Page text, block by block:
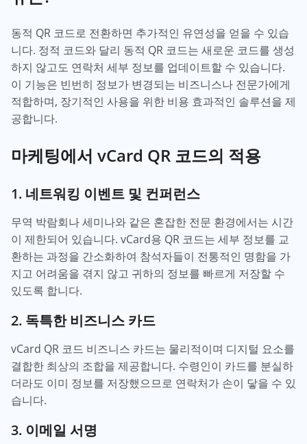
동적 QR 코드로 전환하면 추가적인 유연성을 얻을 수 있습
니다. 정적 코드와 달리 동적 QR 코드는 새로운 코드를 생성
하지 않고도 연락처 세부 정보를 업데이트할 수 있습니다.
이 기능은 빈번히 정보가 변경되는 비즈니스나 전문가에게
적합하며, 장기적인 사용을 위한 비용 효과적인 솔루션을 제
공합니다.
마케팅에서 vCard QR 코드의 적용
1. 네트워킹 이벤트 및 컨퍼런스
무역 박람회나 세미나와 같은 혼잡한 전문 환경에서는 시간
이 제한되어 있습니다. vCard용 QR 코드는 세부 정보를 교
환하는 과정을 간소화하여 참석자들이 전통적인 명함을 가
지고 어려움을 겪지 않고 귀하의 정보를 빠르게 저장할 수
있도록 합니다.
2. 독특한 비즈니스 카드
vCard QR 코드 비즈니스 카드는 물리적이며 디지털 요소를
결합한 최상의 조합을 제공합니다. 수령인이 카드를 분실하
더라도 이미 정보를 저장했으므로 연락처가 손이 닿을 수 있
습니다.
3. 이메일 서명